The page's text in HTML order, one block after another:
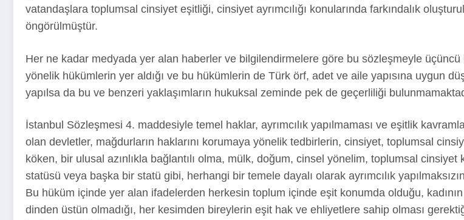
vatandaşlara toplumsal cinsiyet eşitliği, cinsiyet ayrımcılığı konularında farkındalık
öngörülmüştür.
Her ne kadar medyada yer alan haberler ve bilgilendirmelere göre bu sözleşmeyle
yönelik hükümlerin yer aldığı ve bu hükümlerin de Türk örf, adet ve aile yapısına uygun
yapılsa da bu ve benzeri yaklaşımların hukuksal zeminde pek de geçerliliği
İstanbul Sözleşmesi 4. maddesiyle temel haklar, ayrımcılık yapılmaması ve eşitlik
olan devletler, mağdurların haklarını korumaya yönelik tedbirlerin, cinsiyet, toplumsal
köken, bir ulusal azınlıkla bağlantılı olma, mülk, doğum, cinsel yönelim, toplumsal
statüsü veya başka bir statü gibi, herhangi bir temele dayalı olarak ayrımcılık
Bu hüküm içinde yer alan ifadelerden herkesin toplum içinde eşit konumda olduğu,
dinden üstün olmadığı, her kesimden bireylerin eşit hak ve ehliyetlere sahip olması